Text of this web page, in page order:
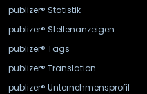
publizer® Statistik
publizer® Stellenanzeigen
publizer® Tags
publizer® Translation
publizer® Unternehmensprofil